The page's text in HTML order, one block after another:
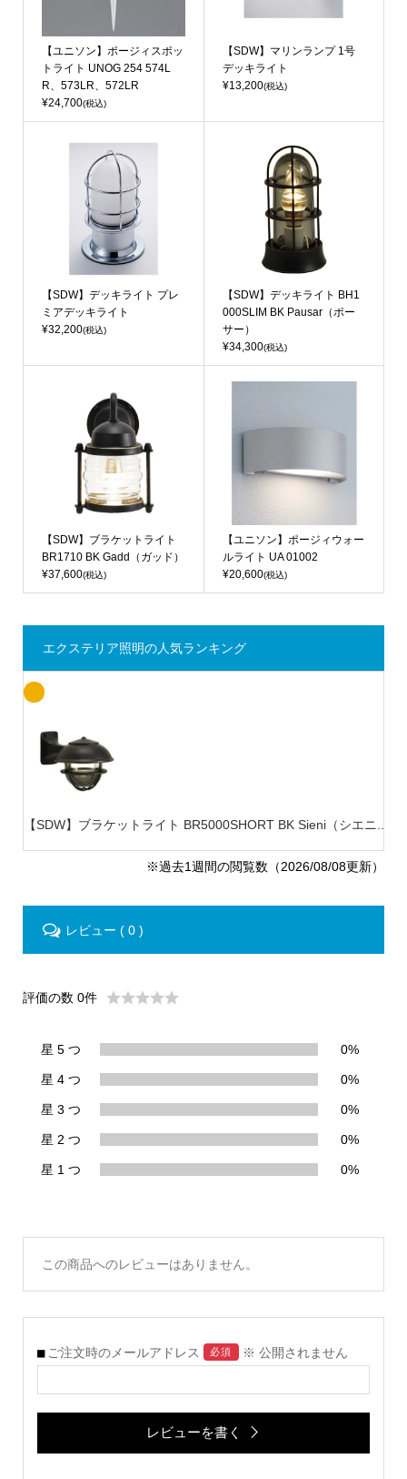
【ユニソン】ポージィスポッ
トライト UNOG 254 574L
R、573LR、572LR
¥24,700(税込)
【SDW】マリンランプ 1号
デッキライト
¥13,200(税込)
【SDW】デッキライト プレ
ミアデッキライト
¥32,200(税込)
【SDW】デッキライト BH1
000SLIM BK Pausar（ポー
サー）
¥34,300(税込)
【SDW】ブラケットライト
BR1710 BK Gadd（ガッド）
¥37,600(税込)
【ユニソン】ポージィウォー
ルライト UA 01002
¥20,600(税込)
エクステリア照明の人気ランキング
【SDW】ブラケットライト BR5000SHORT BK Sieni（シエニ...
※過去1週間の閲覧数（2026/08/08更新）
レビュー ( 0 )
評価の数 0件
星 5 つ 0%
星 4 つ 0%
星 3 つ 0%
星 2 つ 0%
星 1 つ 0%
この商品へのレビューはありません。
ご注文時のメールアドレス 必須 ※ 公開されません
レビューを書く